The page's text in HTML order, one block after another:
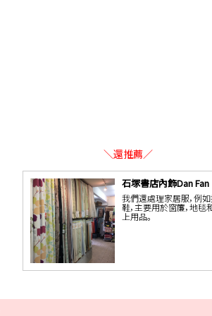
＼還推薦／
石塚書店內飾Dan Fan
我們還處理家居服，例
鞋，主要用於窗簾，地毯
上用品。